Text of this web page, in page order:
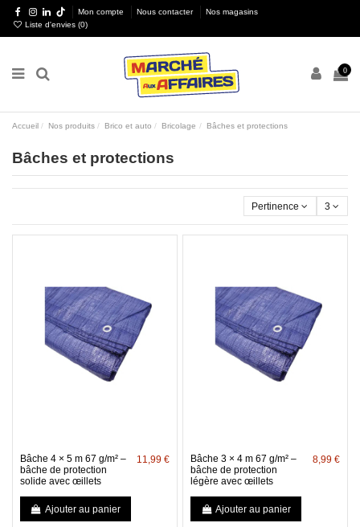
Mon compte Nous contacter
Nos magasins
Liste d'envies (0)
0
Accueil Nos produits Brico et auto Bricolage Bâches et protections
Bâches et protections
Pertinence 3
Bâche 4 × 5 m 67 g/m² –
bâche de protection
solide avec œillets
11,99 €
Ajouter au panier
Bâche 3 × 4 m 67 g/m² –
bâche de protection
légère avec œillets
8,99 €
Ajouter au panier